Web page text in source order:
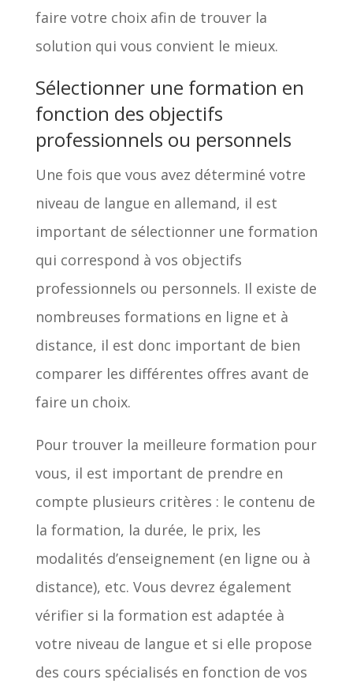
faire votre choix afin de trouver la
solution qui vous convient le mieux.
Sélectionner une formation en
fonction des objectifs
professionnels ou personnels
Une fois que vous avez déterminé votre
niveau de langue en allemand, il est
important de sélectionner une formation
qui correspond à vos objectifs
professionnels ou personnels. Il existe de
nombreuses formations en ligne et à
distance, il est donc important de bien
comparer les différentes offres avant de
faire un choix.
Pour trouver la meilleure formation pour
vous, il est important de prendre en
compte plusieurs critères : le contenu de
la formation, la durée, le prix, les
modalités d’enseignement (en ligne ou à
distance), etc. Vous devrez également
vérifier si la formation est adaptée à
votre niveau de langue et si elle propose
des cours spécialisés en fonction de vos